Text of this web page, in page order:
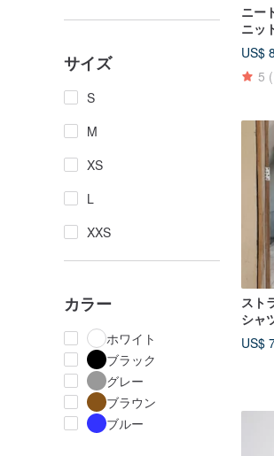
サイズ
S
M
XS
L
XXS
カラー
ホワイト
ブラック
グレー
ブラウン
ブルー
ニー
ニッ
US$
5
スト
シャ
US$